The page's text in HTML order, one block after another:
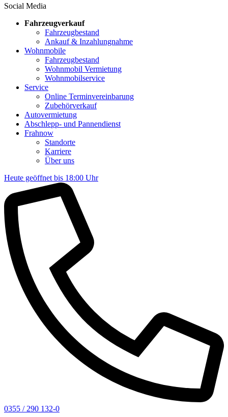
Social Media
Fahrzeugverkauf
Fahrzeugbestand
Ankauf & Inzahlungnahme
Wohnmobile
Fahrzeugbestand
Wohnmobil Vermietung
Wohnmobilservice
Service
Online Terminvereinbarung
Zubehörverkauf
Autovermietung
Abschlepp- und Pannendienst
Frahnow
Standorte
Karriere
Über uns
Heute geöffnet bis 18:00 Uhr
0355 / 290 132-0